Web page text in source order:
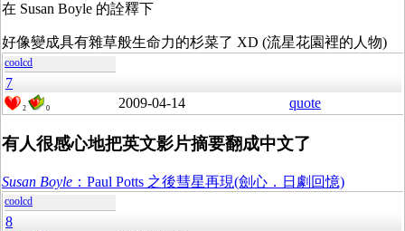
在 Susan Boyle 的詮釋下
好像變成具有雜草般生命力的杉菜了 XD (流星花園裡的人物)
coolcd
7
2 0 2009-04-14 quote
有人很感心地把英文影片摘要翻成中文了
Susan Boyle ：Paul Potts 之後彗星再現(劍心．日劇回憶)
coolcd
8